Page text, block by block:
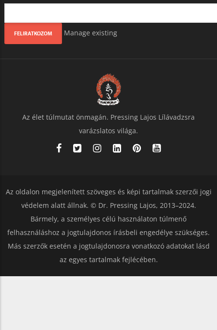
Manage existing
Az élet túlmutat önmagán. Pressing Lajos Lílávadzsra
varázslatos világa.
Az oldalon megjelenített szöveges és képi tartalmak szerzői jogi
védelem alatt állnak. © Dr. Pressing Lajos, 2013–2024.
Bármely, a személyes célú használaton túlmenő
felhasználáshoz a jogtulajdonos írásbeli engedélye szükséges.
Más szerzők esetén a jogtulajdonosra vonatkozó adatokat lásd
az egyes tartalmak fejlécében.